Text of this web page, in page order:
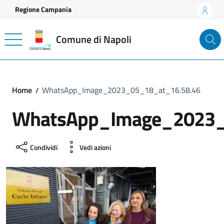
Vai ai contenuti
Vai al footer
Regione Campania
Comune di Napoli
Home WhatsApp_Image_2023_05_18_at_16.58.46
Condividi Vedi azioni